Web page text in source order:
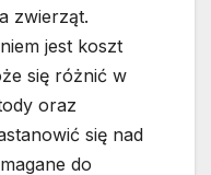
zwierząt.
jest koszt
się różnić w
oraz
się nad
do